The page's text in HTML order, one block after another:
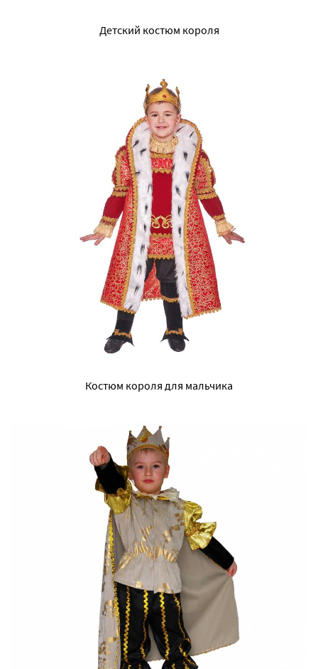
Детский костюм короля
Костюм короля для мальчика